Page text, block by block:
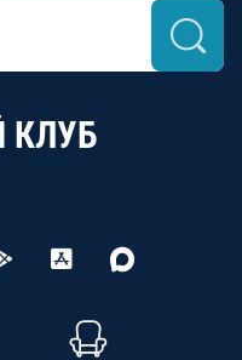
КЛУБ